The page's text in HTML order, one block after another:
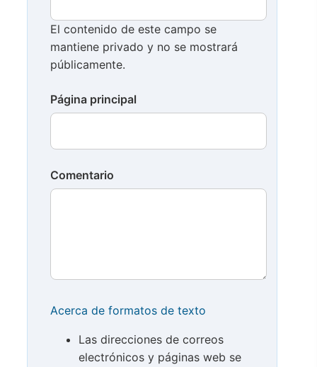
El contenido de este campo se
mantiene privado y no se mostrará
públicamente.
Página principal
Comentario
Acerca de formatos de texto
Las direcciones de correos
electrónicos y páginas web se